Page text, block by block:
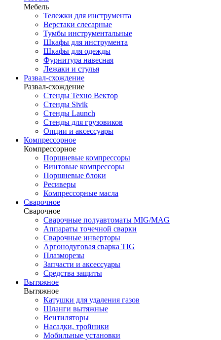
Мебель
Тележки для инструмента
Верстаки слесарные
Тумбы инструментальные
Шкафы для инструмента
Шкафы для одежды
Фурнитура навесная
Лежаки и стулья
Развал-схождение
Развал-схождение
Стенды Техно Вектор
Стенды Sivik
Стенды Launch
Стенды для грузовиков
Опции и аксессуары
Компрессорное
Компрессорное
Поршневые компрессоры
Винтовые компрессоры
Поршневые блоки
Ресиверы
Компрессорные масла
Сварочное
Сварочное
Сварочные полуавтоматы MIG/MAG
Аппараты точечной сварки
Сварочные инверторы
Аргонодуговая сварка TIG
Плазморезы
Запчасти и аксессуары
Средства защиты
Вытяжное
Вытяжное
Катушки для удаления газов
Шланги вытяжные
Вентиляторы
Насадки, тройники
Мобильные установки